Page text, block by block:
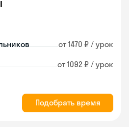
от 1470 ₽ / урок
от 1092 ₽ / урок
Подобрать время